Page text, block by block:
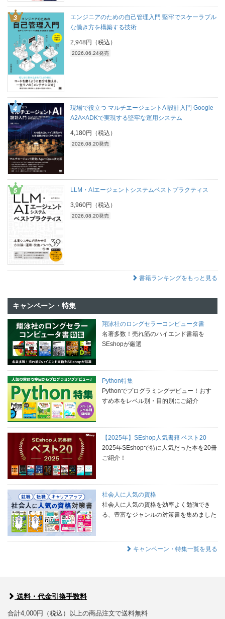
エンジニアのための自己管理入門 堅牢でスケーラブル
な働き方を構築する技術
2,948円（税込）
2026.06.24発売
現場で役立つ マルチエージェントAI設計入門 Google
A2A×ADKで実現する堅牢な運用システム
4,180円（税込）
2026.08.20発売
LLM・AIエージェントシステムベストプラクティス
3,960円（税込）
2026.08.20発売
書籍ランキングをもっと見る
キャンペーン・特集
翔泳社のロングセラーコンピュータ書
名著多数！売れ筋のハイエンド書籍を
SEshopが厳選
Python特集
Pythonでプログラミングデビュー！おす
すめ本をレベル別・目的別にご紹介
【2025年】SEshop人気書籍 ベスト20
2025年SEshopで特に人気だった本を20冊
ご紹介！
社会人に人気の資格
社会人に人気の資格を効率よく勉強でき
る、豊富なジャンルの対策書を集めました
キャンペーン・特集一覧を見る
送料・代金引換手数料
合計4,000円（税込）以上の商品注文で送料無料